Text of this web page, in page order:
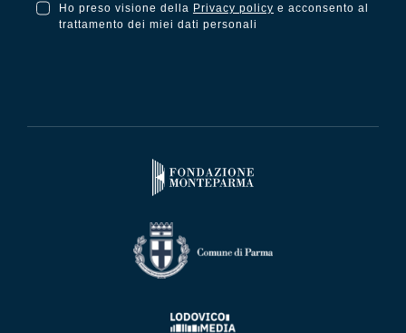
Ho preso visione della Privacy policy e acconsento al
trattamento dei miei dati personali